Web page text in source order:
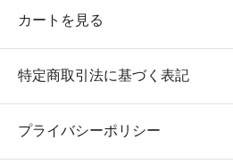
カートを見る
特定商取引法に基づく表記
プライバシーポリシー